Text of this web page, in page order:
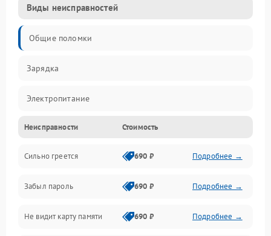
Виды неисправностей
Общие поломки
Зарядка
Электропитание
Экран и изображение
Дисплей
Экран (дисплей)
Связь
Неисправности Стоимость
Сильно греется 690 ₽ Подробнее →
Забыл пароль 690 ₽ Подробнее →
Не видит карту памяти 690 ₽ Подробнее →